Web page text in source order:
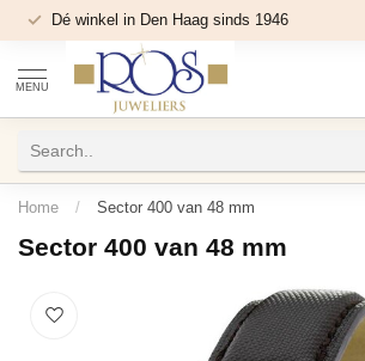
Dé winkel in Den Haag sinds 1946
MENU
Home / Sector 400 van 48 mm
Sector 400 van 48 mm